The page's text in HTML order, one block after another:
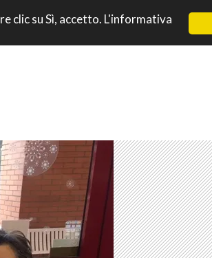
NEWS CHI SIAMO CONTATTI & LINK
clic su Sì, accetto. L'informativa